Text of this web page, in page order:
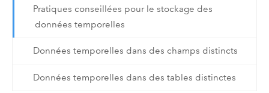
Pratiques conseillées pour le stockage des
données temporelles
Données temporelles dans des champs distincts
Données temporelles dans des tables distinctes